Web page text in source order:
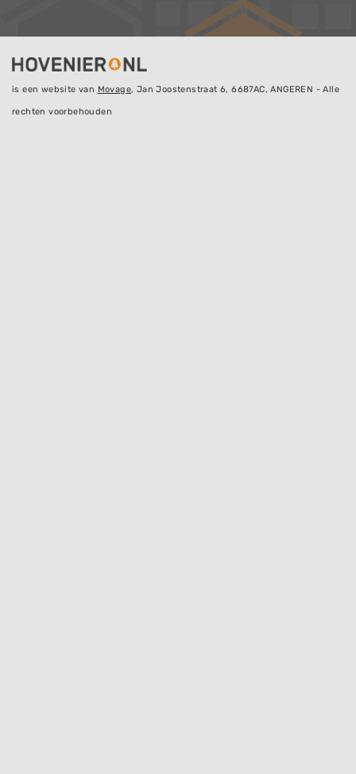
is een website van Movage, Jan Joostenstraat 6, 6687AC, ANGEREN - Alle
rechten voorbehouden